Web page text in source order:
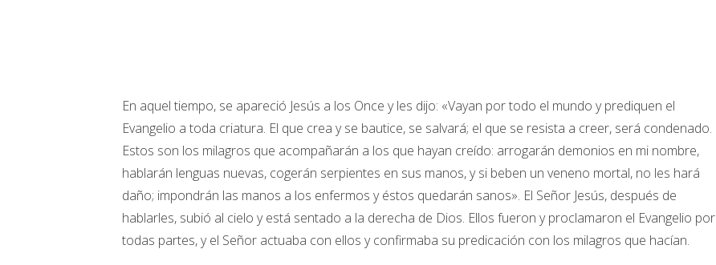
En aquel tiempo, se apareció Jesús a los Once y les dijo: «Vayan por todo el mundo y prediquen el
Evangelio a toda criatura. El que crea y se bautice, se salvará; el que se resista a creer, será condenado.
Estos son los milagros que acompañarán a los que hayan creído: arrogarán demonios en mi nombre,
hablarán lenguas nuevas, cogerán serpientes en sus manos, y si beben un veneno mortal, no les hará
daño; impondrán las manos a los enfermos y éstos quedarán sanos». El Señor Jesús, después de
hablarles, subió al cielo y está sentado a la derecha de Dios. Ellos fueron y proclamaron el Evangelio por
todas partes, y el Señor actuaba con ellos y confirmaba su predicación con los milagros que hacían.